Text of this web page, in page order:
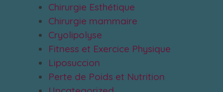
Chirurgie Esthétique
Chirurgie mammaire
Cryolipolyse
Fitness et Exercice Physique
Liposuccion
Perte de Poids et Nutrition